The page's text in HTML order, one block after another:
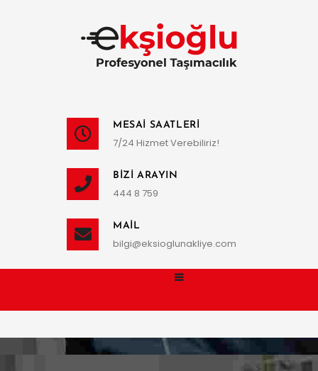
MESAI SAATLERI
7/24 Hizmet Verebiliriz!
BIZI ARAYIN
444 8 759
MAIL
bilgi@eksioglunakliye.com